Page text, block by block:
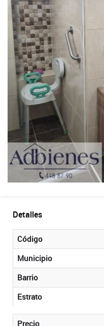
Detalles
Código
Municipio
Barrio
Estrato
Precio